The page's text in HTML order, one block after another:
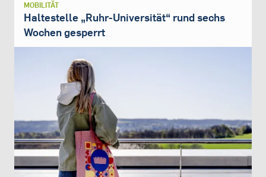
MOBILITÄT
Haltestelle „Ruhr-Universität“ rund sechs
Wochen gesperrt